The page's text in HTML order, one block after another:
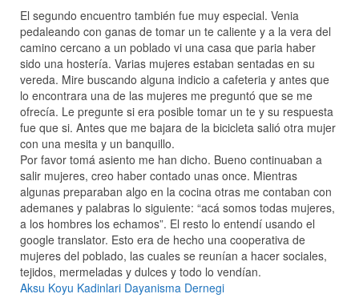
El segundo encuentro también fue muy especial. Venia
pedaleando con ganas de tomar un te caliente y a la vera del
camino cercano a un poblado vi una casa que paria haber
sido una hostería. Varias mujeres estaban sentadas en su
vereda. Mire buscando alguna indicio a cafeteria y antes que
lo encontrara una de las mujeres me preguntó que se me
ofrecía. Le pregunte si era posible tomar un te y su respuesta
fue que si. Antes que me bajara de la bicicleta salió otra mujer
con una mesita y un banquillo.
Por favor tomá asiento me han dicho. Bueno continuaban a
salir mujeres, creo haber contado unas once. Mientras
algunas preparaban algo en la cocina otras me contaban con
ademanes y palabras lo siguiente: “acá somos todas mujeres,
a los hombres los echamos”. El resto lo entendí usando el
google translator. Esto era de hecho una cooperativa de
mujeres del poblado, las cuales se reunían a hacer sociales,
tejidos, mermeladas y dulces y todo lo vendían.
Aksu Koyu Kadinlari Dayanisma Dernegi